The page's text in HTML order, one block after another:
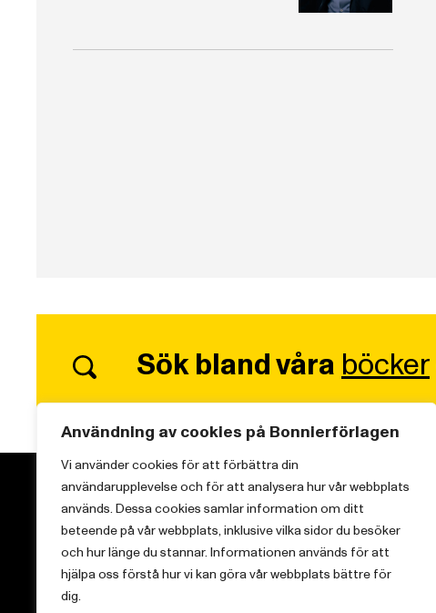
Användning av cookies på Bonnierförlagen
Vi använder cookies för att förbättra din
användarupplevelse och för att analysera hur vår webbplats
används. Dessa cookies samlar information om ditt
beteende på vår webbplats, inklusive vilka sidor du besöker
och hur länge du stannar. Informationen används för att
hjälpa oss förstå hur vi kan göra vår webbplats bättre för
dig.
Sök bland våraböcker
Vi brinner för starka berättelser och att sprida
kunskap inom aktuella ämnen.